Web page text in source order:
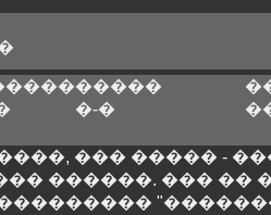
�����
�-�
��� ����� -
������. ��� ��